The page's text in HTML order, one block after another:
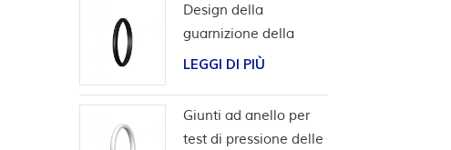
Design della
guarnizione della
scanalatura a coda di
LEGGI DI PIÙ
Giunti ad anello per
test di pressione delle